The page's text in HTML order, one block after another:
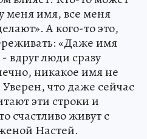
меня имя, все меня
А кого-то это,
«Даже имя
вдруг люди сразу
никакое имя не
что даже сейчас
эти строки и
счастливо живут с
Настей.